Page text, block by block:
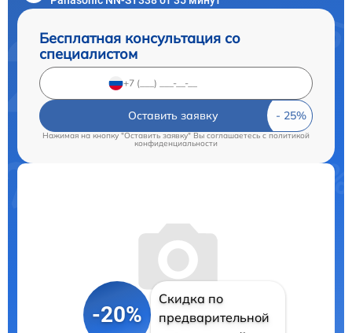
Бесплатная консультация со
специалистом
Оставить заявку
Нажимая на кнопку "Оставить заявку" Вы соглашаетесь cполитикой
конфиденциальности
-20%
Скидка по
предварительной